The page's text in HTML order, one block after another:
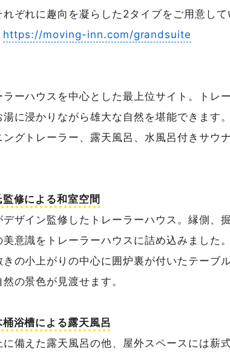
ぞれに趣向を凝らした2タイプをご用意して
https://moving-inn.com/grandsuite
ーハウスを中心とした最上位サイト。トレ
に浸かりながら雄大な自然を堪能できます
グトレーラー、露天風呂、水風呂付きサウ
修による和室空間
デザイン監修したトレーラーハウス。縁側、
意識をトレーラーハウスに詰め込みました
の小上がりの中心に囲炉裏が付いたテーブ
の景色が見渡せます。
浴槽による露天風呂
に備えた露天風呂の他、屋外スペースには薪